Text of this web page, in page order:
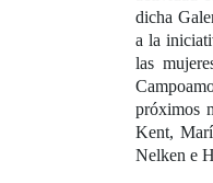
dicha
a la
las
próximos
Kent,
Nelken e